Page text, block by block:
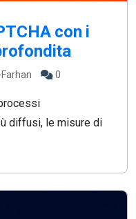
con i
0
diffusi, le misure di